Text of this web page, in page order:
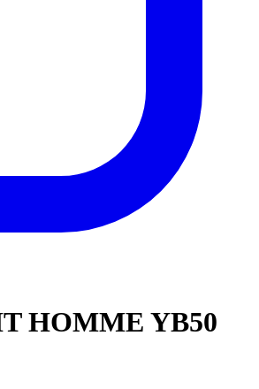
HOMME YB50